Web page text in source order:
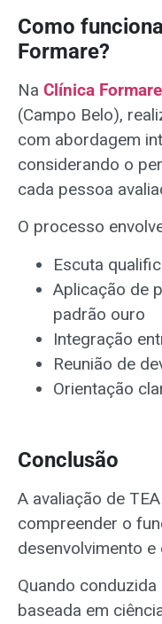
Como
Formare?
Na Clínica Formare
(Campo Belo),
com abordagem
considerando o
cada pessoa
O processo
Escuta
Aplicação de
padrão ouro
Integração
Reunião de
Orientação
Conclusão
A avaliação de
compreender o
desenvolvimento
Quando
baseada em